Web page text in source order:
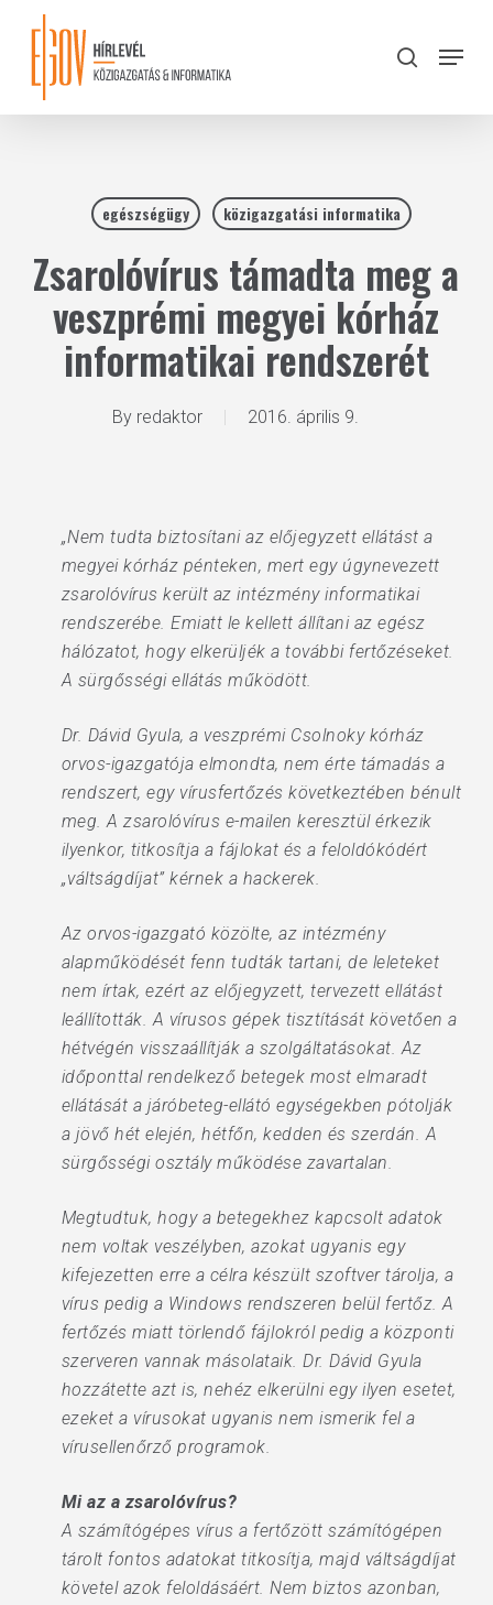
content
search
Menu
egészségügy közigazgatási informatika
Zsarolóvírus támadta meg a
veszprémi megyei kórház
informatikai rendszerét
By redaktor 2016. április 9.
„Nem tudta biztosítani az előjegyzett ellátást a
megyei kórház pénteken, mert egy úgynevezett
zsarolóvírus került az intézmény informatikai
rendszerébe. Emiatt le kellett állítani az egész
hálózatot, hogy elkerüljék a további fertőzéseket.
A sürgősségi ellátás működött.
Dr. Dávid Gyula, a veszprémi Csolnoky kórház
orvos-igazgatója elmondta, nem érte támadás a
rendszert, egy vírusfertőzés következtében bénult
meg. A zsarolóvírus e-mailen keresztül érkezik
ilyenkor, titkosítja a fájlokat és a feloldókódért
„váltságdíjat” kérnek a hackerek.
Az orvos-igazgató közölte, az intézmény
alapműködését fenn tudták tartani, de leleteket
nem írtak, ezért az előjegyzett, tervezett ellátást
leállították. A vírusos gépek tisztítását követően a
hétvégén visszaállítják a szolgáltatásokat. Az
időponttal rendelkező betegek most elmaradt
ellátását a járóbeteg-ellátó egységekben pótolják
a jövő hét elején, hétfőn, kedden és szerdán. A
sürgősségi osztály működése zavartalan.
Megtudtuk, hogy a betegekhez kapcsolt adatok
nem voltak veszélyben, azokat ugyanis egy
kifejezetten erre a célra készült szoftver tárolja, a
vírus pedig a Windows rendszeren belül fertőz. A
fertőzés miatt törlendő fájlokról pedig a központi
szerveren vannak másolataik. Dr. Dávid Gyula
hozzátette azt is, nehéz elkerülni egy ilyen esetet,
ezeket a vírusokat ugyanis nem ismerik fel a
vírusellenőrző programok.
Mi az a zsarolóvírus?
A számítógépes vírus a fertőzött számítógépen
tárolt fontos adatokat titkosítja, majd váltságdíjat
követel azok feloldásáért. Nem biztos azonban,
Close